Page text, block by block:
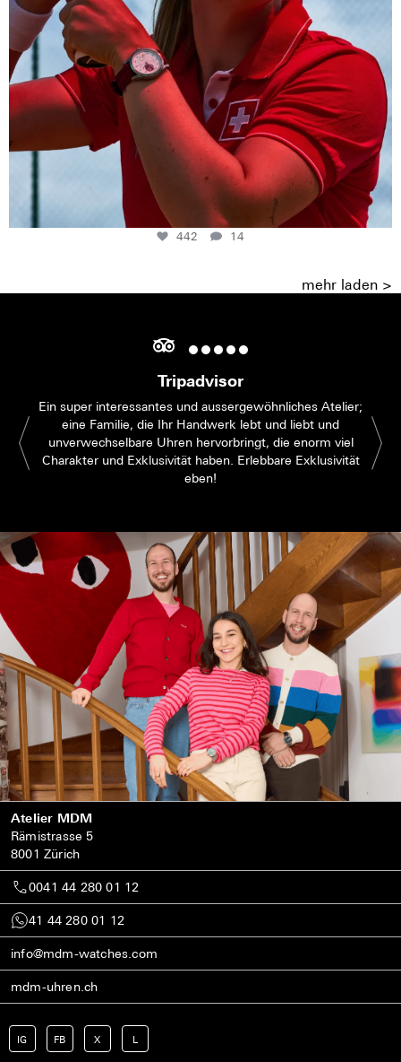
442 14
mehr laden >
Tripadvisor
Ein super interessantes und aussergewöhnliches Atelier;
eine Familie, die Ihr Handwerk lebt und liebt und
unverwechselbare Uhren hervorbringt, die enorm viel
Charakter und Exklusivität haben. Erlebbare Exklusivität
eben!
Atelier MDM
Rämistrasse 5
8001 Zürich
0041 44 280 01 12
41 44 280 01 12
info@mdm-watches.com
mdm-uhren.ch
IG FB X L